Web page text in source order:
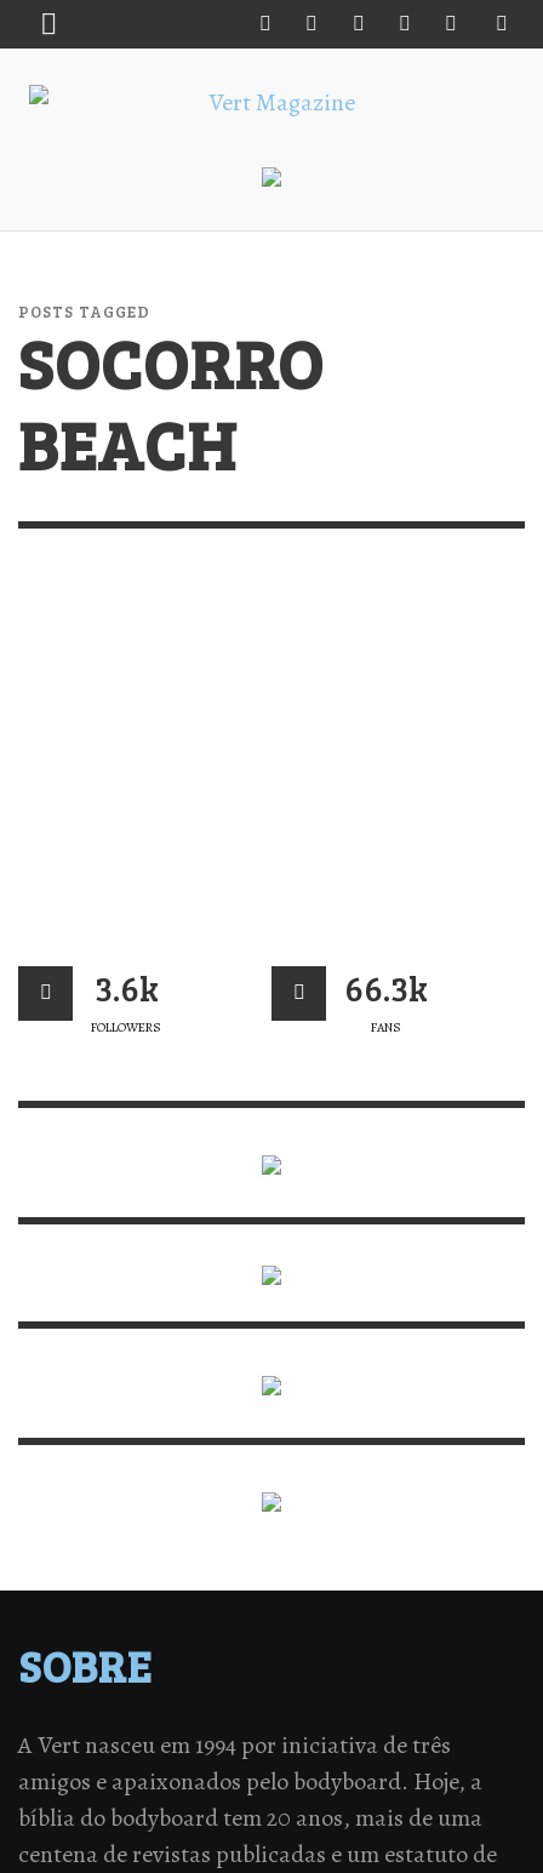
POSTS TAGGED
SOCORRO
BEACH
3.6k
FOLLOWERS
66.3k
FANS
SOBRE
A Vert nasceu em 1994 por iniciativa de três
amigos e apaixonados pelo bodyboard. Hoje, a
bíblia do bodyboard tem 20 anos, mais de uma
centena de revistas publicadas e um estatuto de